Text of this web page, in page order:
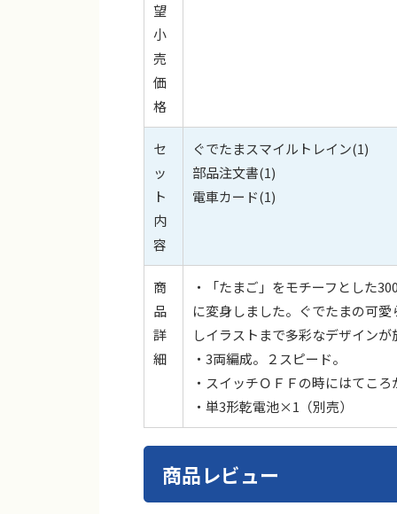
望
小
売
価
格
セ
ッ
ト
内
容
ぐでたまスマイルトレイン(1)
部品注文書(1)
電車カード(1)
商
品
詳
細
・「たまご」をモチーフとした
に変身しました。ぐでたまの可
しイラストまで多彩なデザイン
・3両編成。２スピード。
・スイッチＯＦＦの時にはてこ
・単3形乾電池×1（別売）
商品レビュー